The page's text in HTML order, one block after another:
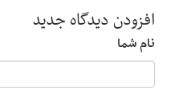
افزودن دیدگاه جدید
نام شما